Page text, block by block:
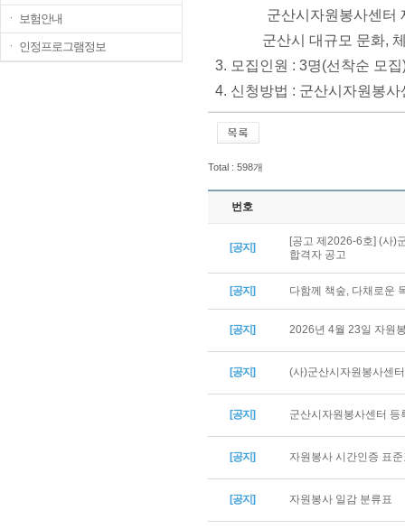
ㆍ 보험안내
ㆍ 인정프로그램정보
군산시자원봉사센터
군산시 대규모 문화,
3. 모집인원 : 3명(선착순 모집
4. 신청방법 : 군산시자원봉
Total : 598개
번호
[공지]
[공고 제2026-6호] (사)
합격자 공고
[공지] 다함께 책숲, 다채로운
[공지] 2026년 4월 23일 자원
[공지] (사)군산시자원봉사센
[공지] 군산시자원봉사센터 등
[공지] 자원봉사 시간인증 표
[공지] 자원봉사 일감 분류표